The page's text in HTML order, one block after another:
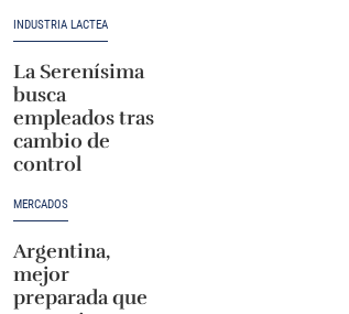
INDUSTRIA LÁCTEA
La Serenísima
busca
empleados tras
cambio de
control
MERCADOS
Argentina,
mejor
preparada que